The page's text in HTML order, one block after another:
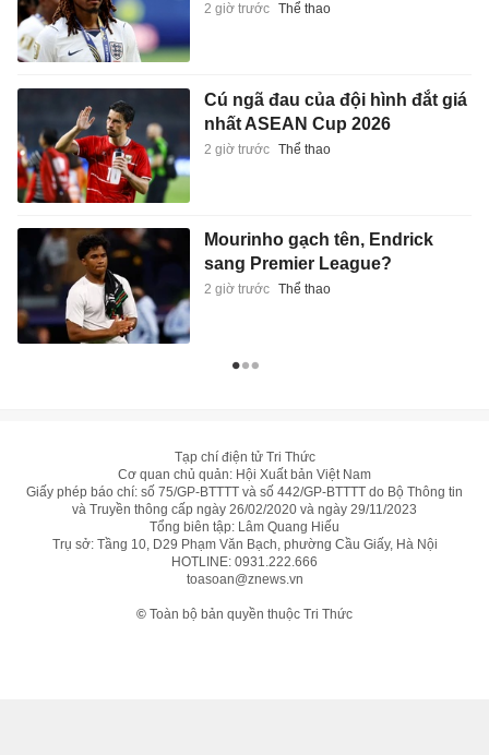
2 giờ trước Thể thao
Cú ngã đau của đội hình đắt giá
nhất ASEAN Cup 2026
2 giờ trước Thể thao
Mourinho gạch tên, Endrick
sang Premier League?
2 giờ trước Thể thao
Tạp chí điện tử Tri Thức
Cơ quan chủ quản: Hội Xuất bản Việt Nam
Giấy phép báo chí: số 75/GP-BTTTT và số 442/GP-BTTTT do Bộ Thông tin
và Truyền thông cấp ngày 26/02/2020 và ngày 29/11/2023
Tổng biên tập: Lâm Quang Hiếu
Trụ sở: Tầng 10, D29 Phạm Văn Bạch, phường Cầu Giấy, Hà Nội
HOTLINE: 0931.222.666
toasoan@znews.vn
© Toàn bộ bản quyền thuộc Tri Thức